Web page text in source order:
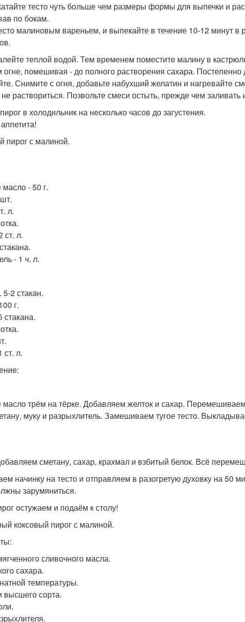
тесто чуть больше чем размеры формы для выпечки и
по бокам.
малиновым вареньем, и выпекайте в течение 10-12 минут в
теплой водой. Тем временем поместите малину в
помешивая - до полного растворения сахара.
Снимите с огня, добавьте набухший желатин и нагревайте
раствориться. Позвольте смеси остыть, прежде чем заливать
в холодильник на несколько часов до загустения.
пирог с малиной.
- 50 г.
л.
ст. л.
- 1 ч. л.
2 стакан.
г.
стакана.
ст. л.
трём на тёрке. Добавляем желток и сахар.
муку и разрыхлитель. Замешиваем тугое тесто.
сметану, сахар, крахмал и взбитый белок. Всё
начинку на тесто и отправляем в разогретую духовку на 50
зарумяниться.
остужаем и подаём к столу!
коксовый пирог с малиной.
сливочного масла.
сахара.
температуры.
высшего сорта.